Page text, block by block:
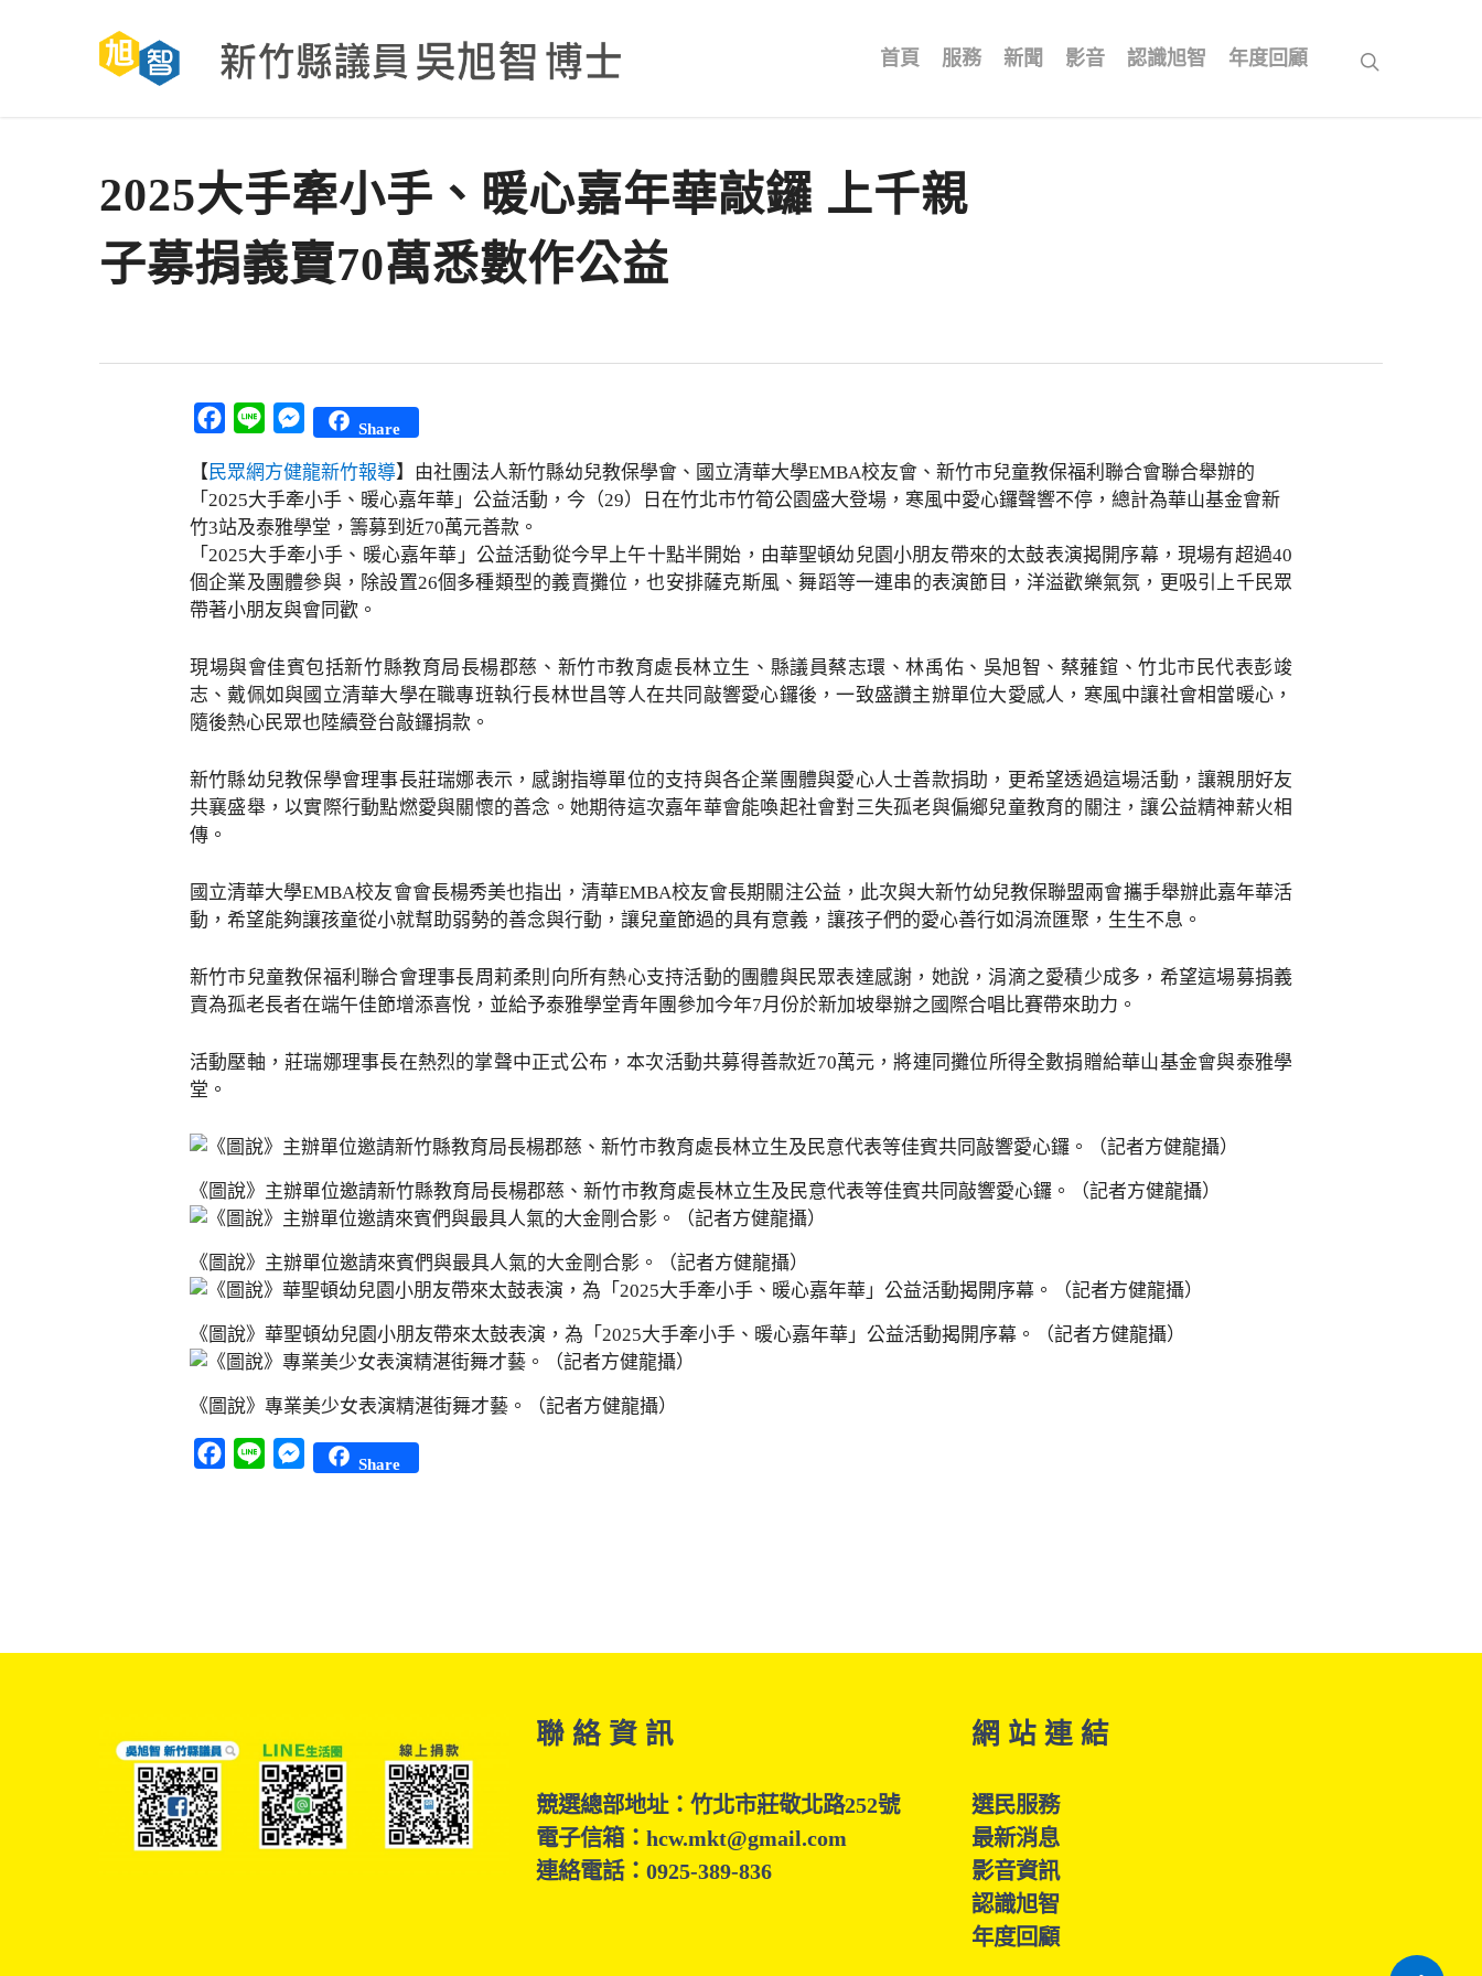
首頁 服務 新聞 影音 認識旭智 年度回顧
2025大手牽小手、暖心嘉年華敲鑼 上千親
子募捐義賣70萬悉數作公益
Facebook
Line Messenger
Share
【民眾網方健龍新竹報導】由社團法人新竹縣幼兒教保學會、國立清華大學EMBA校友會、新竹市兒童教保福利聯合會聯合舉辦的
「2025大手牽小手、暖心嘉年華」公益活動，今（29）日在竹北市竹筍公園盛大登場，寒風中愛心鑼聲響不停，總計為華山基金會新
竹3站及泰雅學堂，籌募到近70萬元善款。
「2025大手牽小手、暖心嘉年華」公益活動從今早上午十點半開始，由華聖頓幼兒園小朋友帶來的太鼓表演揭開序幕，現場有超過40
個企業及團體參與，除設置26個多種類型的義賣攤位，也安排薩克斯風、舞蹈等一連串的表演節目，洋溢歡樂氣氛，更吸引上千民眾
帶著小朋友與會同歡。
現場與會佳賓包括新竹縣教育局長楊郡慈、新竹市教育處長林立生、縣議員蔡志環、林禹佑、吳旭智、蔡蕥鍹、竹北市民代表彭竣
志、戴佩如與國立清華大學在職專班執行長林世昌等人在共同敲響愛心鑼後，一致盛讚主辦單位大愛感人，寒風中讓社會相當暖心，
隨後熱心民眾也陸續登台敲鑼捐款。
新竹縣幼兒教保學會理事長莊瑞娜表示，感謝指導單位的支持與各企業團體與愛心人士善款捐助，更希望透過這場活動，讓親朋好友
共襄盛舉，以實際行動點燃愛與關懷的善念。她期待這次嘉年華會能喚起社會對三失孤老與偏鄉兒童教育的關注，讓公益精神薪火相
傳。
國立清華大學EMBA校友會會長楊秀美也指出，清華EMBA校友會長期關注公益，此次與大新竹幼兒教保聯盟兩會攜手舉辦此嘉年華活
動，希望能夠讓孩童從小就幫助弱勢的善念與行動，讓兒童節過的具有意義，讓孩子們的愛心善行如涓流匯聚，生生不息。
新竹市兒童教保福利聯合會理事長周莉柔則向所有熱心支持活動的團體與民眾表達感謝，她說，涓滴之愛積少成多，希望這場募捐義
賣為孤老長者在端午佳節增添喜悅，並給予泰雅學堂青年團參加今年7月份於新加坡舉辦之國際合唱比賽帶來助力。
活動壓軸，莊瑞娜理事長在熱烈的掌聲中正式公布，本次活動共募得善款近70萬元，將連同攤位所得全數捐贈給華山基金會與泰雅學
堂。
《圖說》主辦單位邀請新竹縣教育局長楊郡慈、新竹市教育處長林立生及民意代表等佳賓共同敲響愛心鑼。（記者方健龍攝）
《圖說》主辦單位邀請來賓們與最具人氣的大金剛合影。（記者方健龍攝）
《圖說》華聖頓幼兒園小朋友帶來太鼓表演，為「2025大手牽小手、暖心嘉年華」公益活動揭開序幕。（記者方健龍攝）
《圖說》專業美少女表演精湛街舞才藝。（記者方健龍攝）
Facebook
Line Messenger
Share
聯 絡 資 訊
競選總部地址：竹北市莊敬北路252號
電子信箱：hcw.mkt@gmail.com
連絡電話：0925-389-836
網 站 連 結
選民服務
最新消息
影音資訊
認識旭智
年度回顧